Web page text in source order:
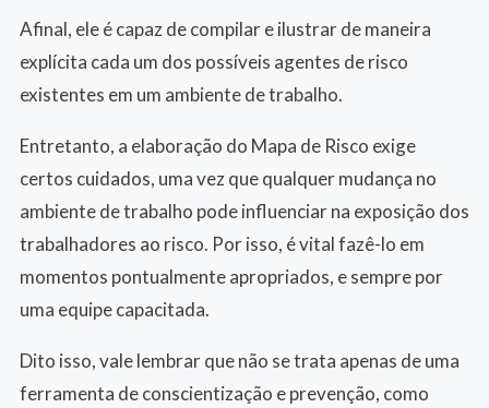
Afinal, ele é capaz de compilar e ilustrar de maneira
explícita cada um dos possíveis agentes de risco
existentes em um ambiente de trabalho.
Entretanto, a elaboração do Mapa de Risco exige
certos cuidados, uma vez que qualquer mudança no
ambiente de trabalho pode influenciar na exposição dos
trabalhadores ao risco. Por isso, é vital fazê-lo em
momentos pontualmente apropriados, e sempre por
uma equipe capacitada.
Dito isso, vale lembrar que não se trata apenas de uma
ferramenta de conscientização e prevenção, como